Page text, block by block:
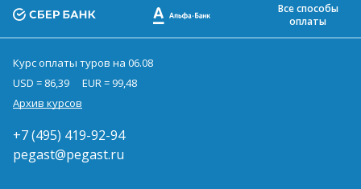
Все способы
оплаты
Курс оплаты туров на 06.08
USD = 86,39
EUR = 99,48
Архив курсов
+7 (495) 419-92-94
pegast@pegast.ru